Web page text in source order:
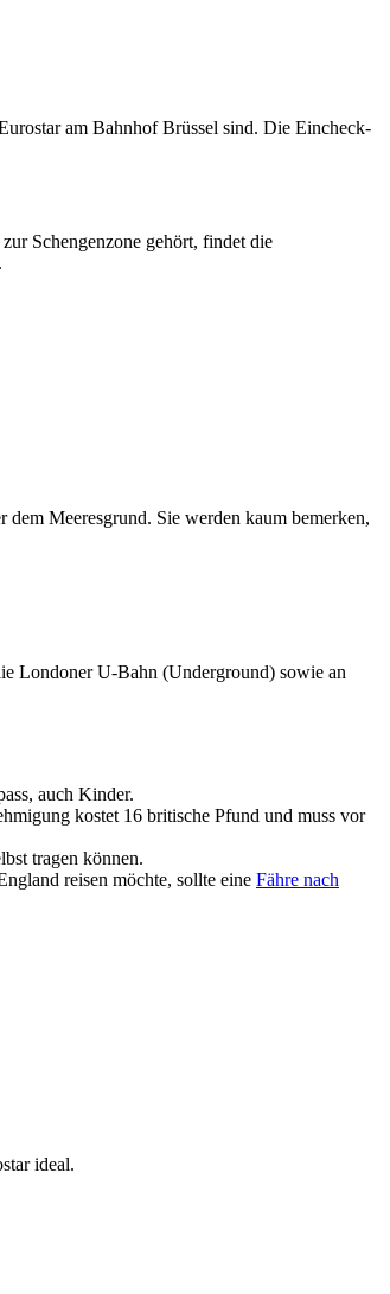
am Bahnhof Brüssel sind. Die Eincheck-
Schengenzone gehört, findet die
Meeresgrund. Sie werden kaum bemerken,
Londoner U-Bahn (Underground) sowie an
auch Kinder.
kostet 16 britische Pfund und muss vor
tragen können.
reisen möchte, sollte eine Fähre nach
ideal.